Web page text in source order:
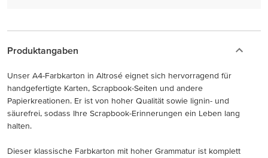
Produktangaben
Unser A4-Farbkarton in Altrosé eignet sich hervorragend für
handgefertigte Karten, Scrapbook-Seiten und andere
Papierkreationen. Er ist von hoher Qualität sowie lignin- und
säurefrei, sodass Ihre Scrapbook-Erinnerungen ein Leben lang
halten.
Dieser klassische Farbkarton mit hoher Grammatur ist komplett